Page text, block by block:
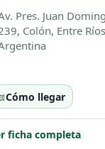
Pres. Juan
Colón, Entre
Cómo llegar
ficha completa